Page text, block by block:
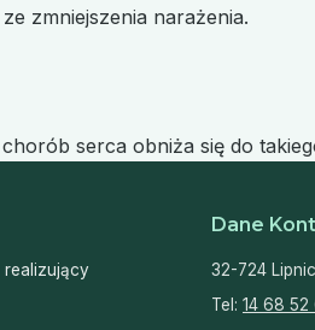
zmniejszenia narażenia.
serca obniża się do
realizujący
Dane
32-724
Tel: 14 68 52